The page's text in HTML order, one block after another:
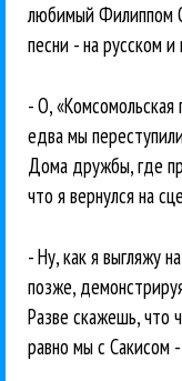
любимый Филиппом
песни - на русском и
- О, «Комсомольская
едва мы
Дома дружбы, где
что я вернулся на
- Ну, как я выгляжу
позже,
Разве скажешь, что
равно мы с Сакисом